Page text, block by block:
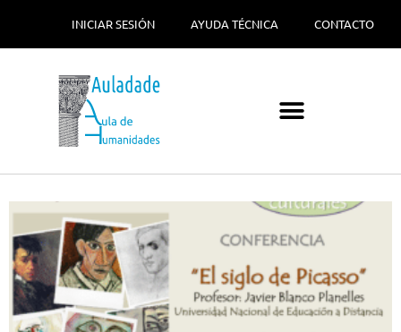
INICIAR SESIÓN AYUDA TÉCNICA CONTACTO